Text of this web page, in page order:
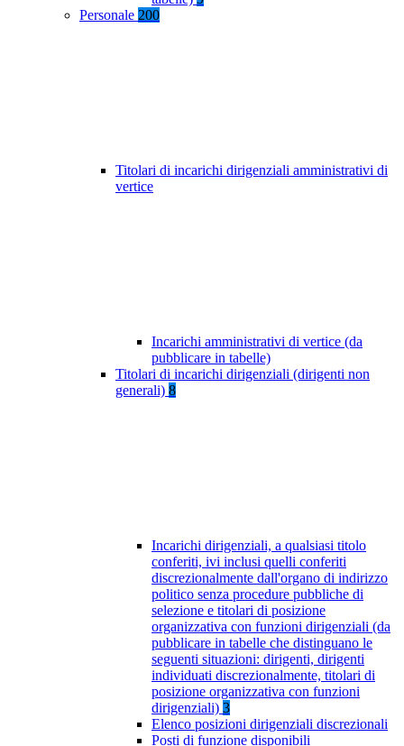
Personale 200
Titolari di incarichi dirigenziali amministrativi di
vertice
Incarichi amministrativi di vertice (da
pubblicare in tabelle)
Titolari di incarichi dirigenziali (dirigenti non
generali) 8
Incarichi dirigenziali, a qualsiasi titolo
conferiti, ivi inclusi quelli conferiti
discrezionalmente dall'organo di indirizzo
politico senza procedure pubbliche di
selezione e titolari di posizione
organizzativa con funzioni dirigenziali (da
pubblicare in tabelle che distinguano le
seguenti situazioni: dirigenti, dirigenti
individuati discrezionalmente, titolari di
posizione organizzativa con funzioni
dirigenziali) 3
Elenco posizioni dirigenziali discrezionali
Posti di funzione disponibili